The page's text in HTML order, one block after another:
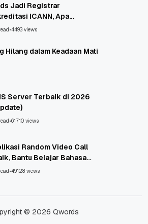
Jadi Registrar
ICANN, Apa
•4493 views
Hilang dalam Keadaan Mati
Server Terbaik di 2026
•61710 views
Random Video Call
Bantu Belajar Bahasa
•49128 views
© 2026 Qwords